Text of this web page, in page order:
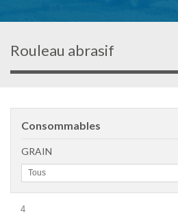
Rouleau abrasif
Consommables
GRAIN
Tous
4